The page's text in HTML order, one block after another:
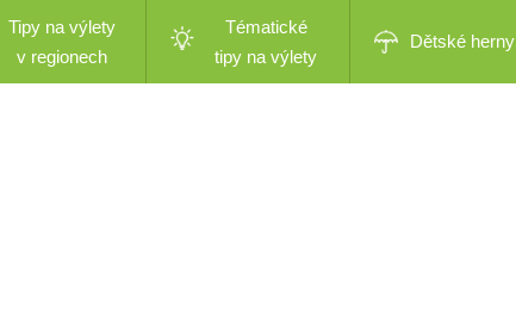
Tipy na výlety
v regionech
Tématické
tipy na výlety
Dětské herny